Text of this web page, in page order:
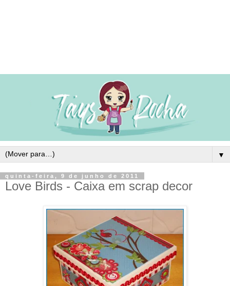
▼
quinta-feira, 9 de junho de 2011
Love Birds - Caixa em scrap decor